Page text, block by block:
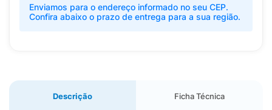
Enviamos para o endereço informado no seu CEP.
Confira abaixo o prazo de entrega para a sua região.
Descrição Ficha Técnica